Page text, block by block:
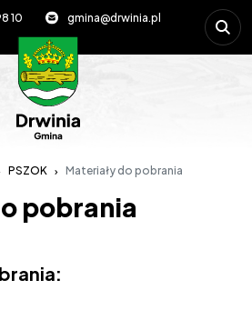
10 gmina@drwinia.pl Wpisz
PSZOK Materiały do pobrania
pobrania